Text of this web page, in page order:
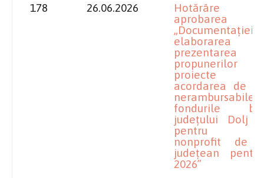
178 26.06.2026
Hotărâre
aprobarea
„Documentației
prezentarea
proiecte
acordarea de
fondurile
județului Dolj
pentru
nonprofit de
județean
2026”